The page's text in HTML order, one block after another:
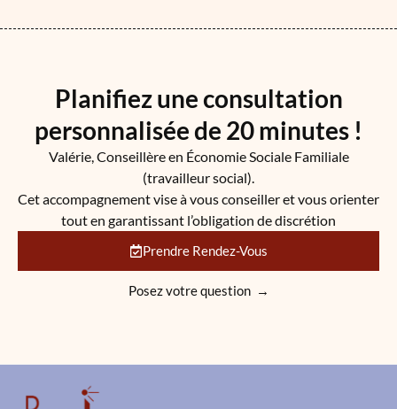
Planifiez une consultation
personnalisée de 20 minutes !
Valérie, Conseillère en Économie Sociale Familiale
(travailleur social).
Cet accompagnement vise à vous conseiller et vous orienter
tout en garantissant l’obligation de discrétion
Prendre Rendez-Vous
Posez votre question →